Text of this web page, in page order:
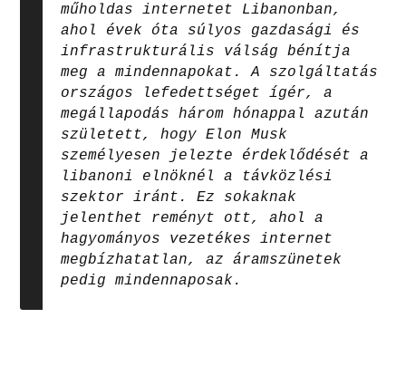
műholdas internetet Libanonban,
ahol évek óta súlyos gazdasági és
infrastrukturális válság bénítja
meg a mindennapokat. A szolgáltatás
országos lefedettséget ígér, a
megállapodás három hónappal azután
született, hogy Elon Musk
személyesen jelezte érdeklődését a
libanoni elnöknél a távközlési
szektor iránt. Ez sokaknak
jelenthet reményt ott, ahol a
hagyományos vezetékes internet
megbízhatatlan, az áramszünetek
pedig mindennaposak.